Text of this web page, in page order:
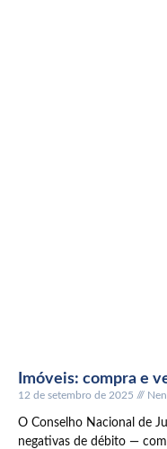
Imóveis: compra e
12 de setembro de 2025
O Conselho Nacional de
negativas de débito —